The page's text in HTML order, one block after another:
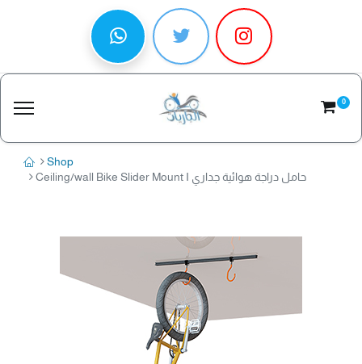
0
Shop
Ceiling/wall Bike Slider Mount I حامل دراجة هوائية جداري